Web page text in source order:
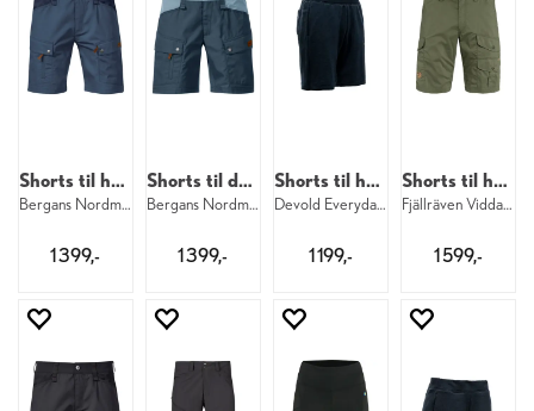
Shorts til herre
Bergans Nordmarka Shorts M 21491
1 399,-
Shorts til dame
Bergans Nordmarka Shorts W 21650
1 399,-
Shorts til herre
Devold Everyday Shorts M 284
1 199,-
Shorts til herre
Fjällräven Vidda Pro Lite Shorts M 625
1 599,-